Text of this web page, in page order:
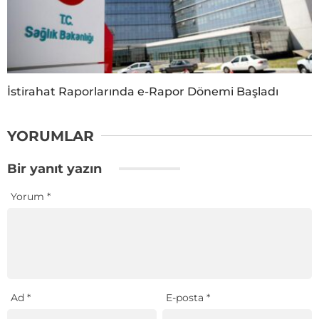
İstirahat Raporlarında e-Rapor Dönemi Başladı
YORUMLAR
Bir yanıt yazın
Yorum *
Ad * E-posta*